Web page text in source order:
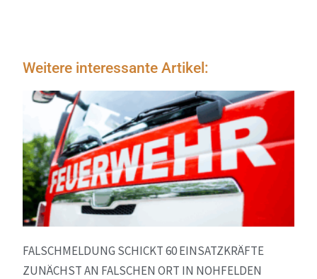
Weitere interessante Artikel:
FALSCHMELDUNG SCHICKT 60 EINSATZKRÄFTE
ZUNÄCHST AN FALSCHEN ORT IN NOHFELDEN